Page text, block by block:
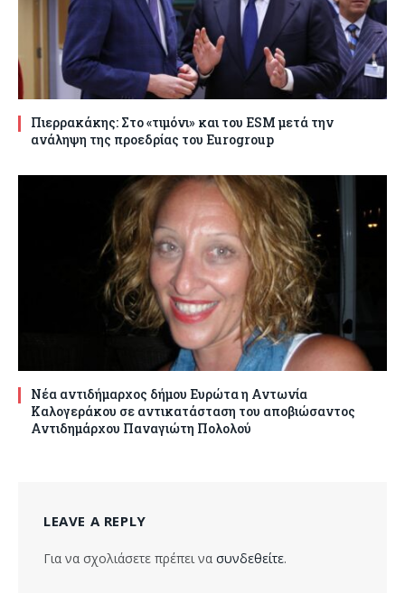
Πιερρακάκης: Στο «τιμόνι» και του ESM μετά την
ανάληψη της προεδρίας του Eurogroup
Νέα αντιδήμαρχος δήμου Ευρώτα η Αντωνία
Καλογεράκου σε αντικατάσταση του αποβιώσαντος
Αντιδημάρχου Παναγιώτη Πολολού
LEAVE A REPLY
Για να σχολιάσετε πρέπει να συνδεθείτε.